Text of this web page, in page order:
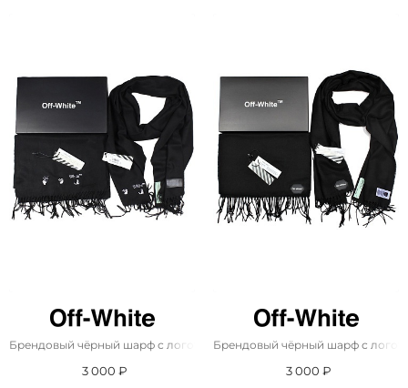
Брендовый чёрный шарф с логотипом Off-White 185x35 см
3 000 ₽
Брендовый чёрный шарф с
3 000 ₽